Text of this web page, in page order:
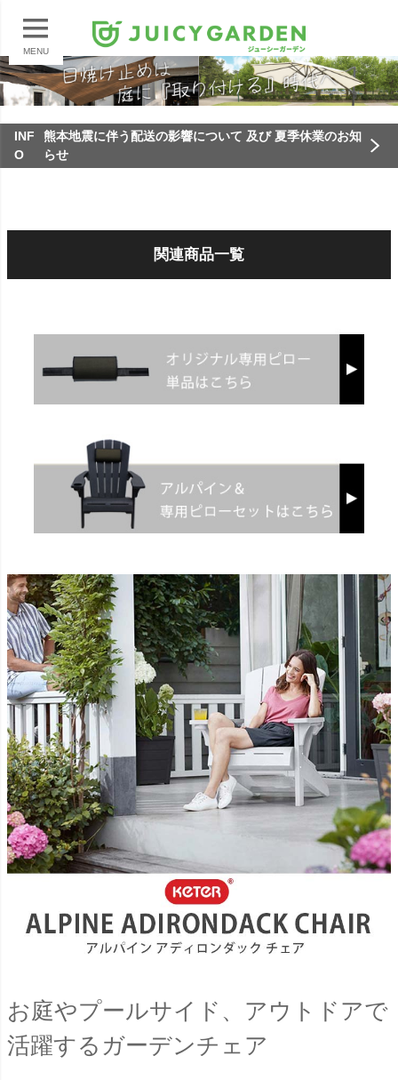
MENU
INF
O
熊本地震に伴う配送の影響について 及び 夏季休業のお知
らせ
関連商品一覧
お庭やプールサイド、アウトドアで
活躍するガーデンチェア